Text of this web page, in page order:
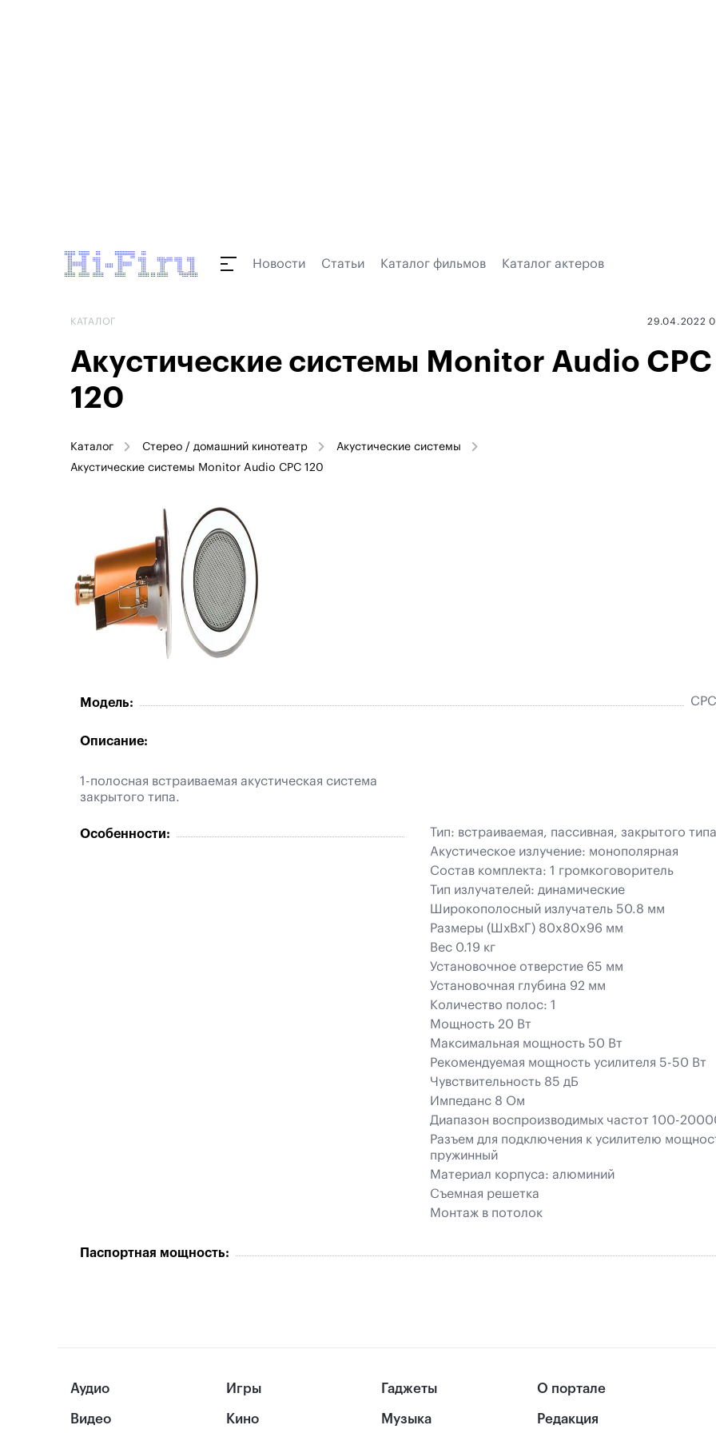
Новости Статьи Каталог фильмов Каталог актеров
КАТАЛОГ 29.04.2022
Акустические системы Monitor Audio CPC
120
Каталог Стерео / домашний кинотеатр
Акустические системы
Акустические системы Monitor Audio CPC 120
Модель:
Описание:
1-полосная встраиваемая акустическая система
закрытого типа.
Особенности:
Тип: встраиваемая, пассивная, закрытого типа
Акустическое излучение: монополярная
Состав комплекта: 1 громкоговоритель
Тип излучателей: динамические
Широкополосный излучатель 50.8 мм
Размеры (ШхВхГ) 80x80x96 мм
Вес 0.19 кг
Установочное отверстие 65 мм
Установочная глубина 92 мм
Количество полос: 1
Мощность 20 Вт
Максимальная мощность 50 Вт
Рекомендуемая мощность усилителя 5-50 Вт
Чувствительность 85 дБ
Импеданс 8 Ом
Диапазон воспроизводимых частот 100-
Разъем для подключения к усилителю
пружинный
Материал корпуса: алюминий
Съемная решетка
Монтаж в потолок
Паспортная мощность:
Аудио
Видео
Игры
Кино
Гаджеты
Музыка
О портале
Редакция